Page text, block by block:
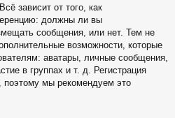
зависит от того, как
должны ли вы
сообщения, или нет. Тем не
возможности, которые
аватары, личные сообщения,
в группах и т. д. Регистрация
поэтому мы рекомендуем это